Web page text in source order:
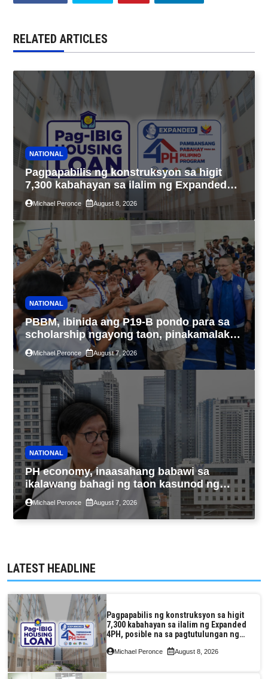
RELATED ARTICLES
NATIONAL
Pagpapabilis ng konstruksyon sa higit
7,300 kabahayan sa ilalim ng Expanded
4PH, posible na sa pagtutulungan ng Pag-
IBIG at P.A. Alvarez
Michael Peronce August 8, 2026
NATIONAL
PBBM, ibinida ang P19-B pondo para sa
scholarship ngayong taon, pinakamalaki
sa kasaysayan ng TESDA
Michael Peronce August 7, 2026
NATIONAL
PH economy, inaasahang babawi sa
ikalawang bahagi ng taon kasunod ng
2.3% GDP dulot ng Middle East war,
pagkaantala ng public construction
Michael Peronce August 7, 2026
LATEST HEADLINE
Pagpapabilis ng konstruksyon sa higit
7,300 kabahayan sa ilalim ng Expanded
4PH, posible na sa pagtutulungan ng
Pag-IBIG at P.A. Alvarez
Michael Peronce August 8, 2026